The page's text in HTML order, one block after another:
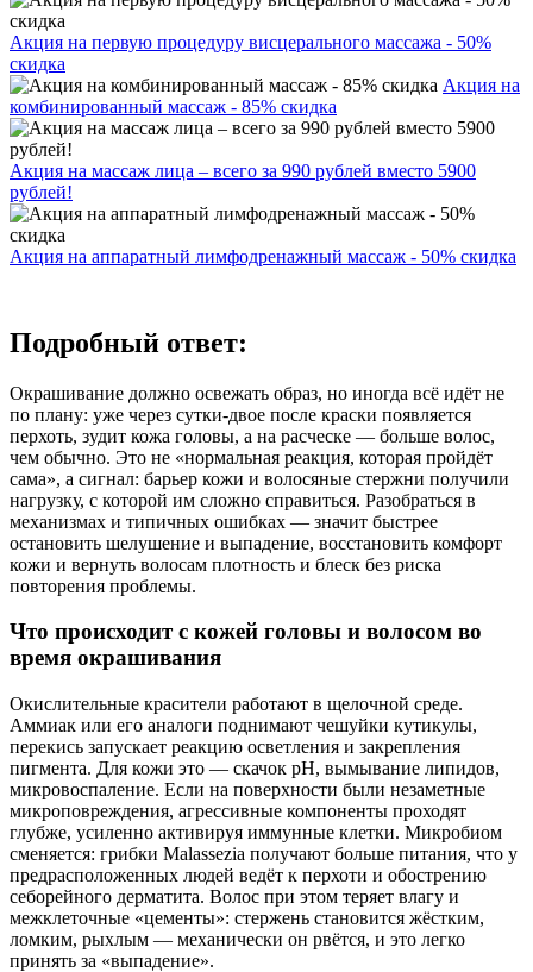
Акция на первую процедуру висцерального массажа - 50%
скидка
Акция на
комбинированный массаж - 85% скидка
Акция на массаж лица – всего за 990 рублей вместо 5900
рублей!
Акция на аппаратный лимфодренажный массаж - 50% скидка
Подробный ответ:
Окрашивание должно освежать образ, но иногда всё идёт не
по плану: уже через сутки‑двое после краски появляется
перхоть, зудит кожа головы, а на расческе — больше волос,
чем обычно. Это не «нормальная реакция, которая пройдёт
сама», а сигнал: барьер кожи и волосяные стержни получили
нагрузку, с которой им сложно справиться. Разобраться в
механизмах и типичных ошибках — значит быстрее
остановить шелушение и выпадение, восстановить комфорт
кожи и вернуть волосам плотность и блеск без риска
повторения проблемы.
Что происходит с кожей головы и волосом во
время окрашивания
Окислительные красители работают в щелочной среде.
Аммиак или его аналоги поднимают чешуйки кутикулы,
перекись запускает реакцию осветления и закрепления
пигмента. Для кожи это — скачок pH, вымывание липидов,
микровоспаление. Если на поверхности были незаметные
микроповреждения, агрессивные компоненты проходят
глубже, усиленно активируя иммунные клетки. Микробиом
сменяется: грибки Malassezia получают больше питания, что у
предрасположенных людей ведёт к перхоти и обострению
себорейного дерматита. Волос при этом теряет влагу и
межклеточные «цементы»: стержень становится жёстким,
ломким, рыхлым — механически он рвётся, и это легко
принять за «выпадение».